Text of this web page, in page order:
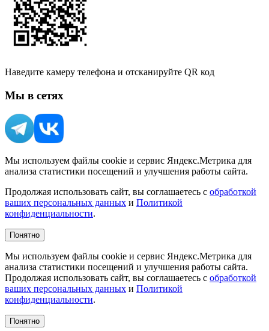
Наведите камеру телефона и отсканируйте QR код
Мы в сетях
Мы используем файлы cookie и сервис Яндекс.Метрика для
анализа статистики посещений и улучшения работы сайта.
Продолжая использовать сайт, вы соглашаетесь с обработкой
ваших персональных данных и Политикой
конфиденциальности.
Понятно
Мы используем файлы cookie и сервис Яндекс.Метрика для
анализа статистики посещений и улучшения работы сайта.
Продолжая использовать сайт, вы соглашаетесь с обработкой
ваших персональных данных и Политикой
конфиденциальности.
Понятно